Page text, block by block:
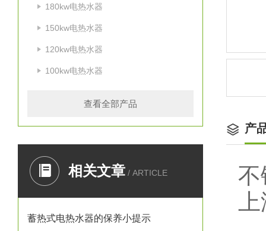
180kw电热水器
150kw电热水器
120kw电热水器
100kw电热水器
查看全部产品
相关文章 / ARTICLE
蓄热式电热水器的保养小提示
产